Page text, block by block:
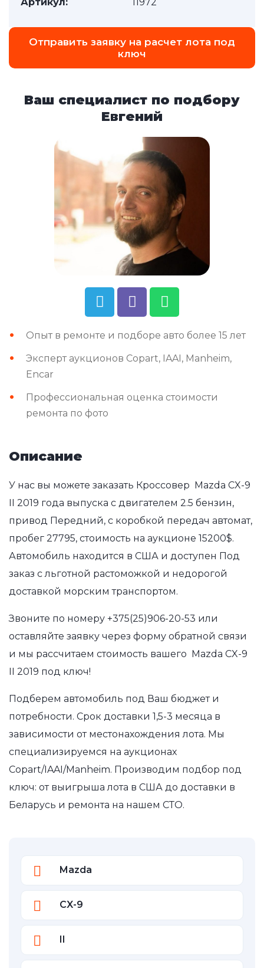
Отправить заявку на расчет лота под
ключ
Ваш специалист по подбору
Евгений
Опыт в ремонте и подборе авто более 15 лет
Эксперт аукционов Copart, IAAI, Manheim,
Encar
Профессиональная оценка стоимости
ремонта по фото
Описание
У нас вы можете заказать Кроссовер Mazda CX-9
II 2019 года выпуска с двигателем 2.5 бензин,
привод Передний, с коробкой передач автомат,
пробег 27795, стоимость на аукционе 15200$.
Автомобиль находится в США и доступен Под
заказ с льготной растоможкой и недорогой
доставкой морским транспортом.
Звоните по номеру +375(25)906-20-53 или
оставляйте заявку через форму обратной связи
и мы рассчитаем стоимость вашего Mazda CX-9
II 2019 под ключ!
Подберем автомобиль под Ваш бюджет и
потребности. Срок доставки 1,5-3 месяца в
зависимости от местонахождения лота. Мы
специализируемся на аукционах
Copart/IAAI/Manheim. Производим подбор под
ключ: от выигрыша лота в США до доставки в
Беларусь и ремонта на нашем СТО.
Mazda
CX-9
II